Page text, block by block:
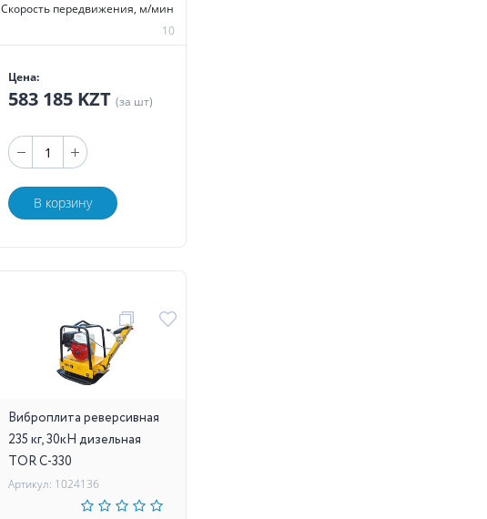
Скорость передвижения, м/мин
10
Цена:
583 185 KZT (за шт)
В корзину
Виброплита реверсивная
235 кг, 30кН дизельная
TOR C-330
Артикул: 1024136